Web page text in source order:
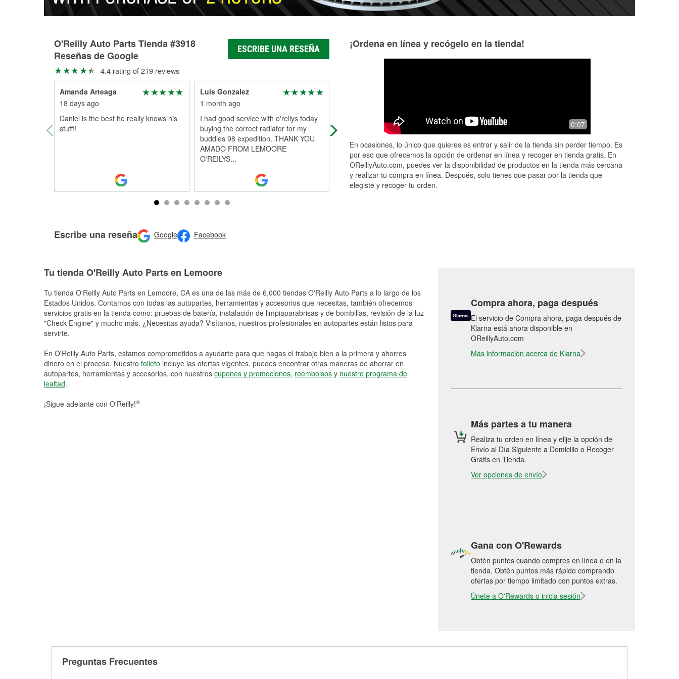
O'Reilly Auto Parts Tienda #3918
Reseñas de Google
ESCRIBE UNA RESEÑA
4.4 rating of 219 reviews
Amanda Arteaga
18 days ago
Daniel is the best he really knows his
stuff!!
Luis Gonzalez
1 month ago
I had good service with o'reilys today
buying the correct radiator for my
buddies 98 expedition..THANK YOU
AMADO FROM LEMOORE
O'REILYS...
Leo was a huge help and a great
resource! Thanks
Absolutely love shopping here for my
auto parts! The staff is super
extra mile to help me find exactly what
I n...Read More
needed. Prices
Escribe una reseña Google Facebook
¡Ordena en línea y recógelo en la tienda!
0:07
En ocasiones, lo único que quieres es entrar y salir de la tienda sin perder tiempo. Es
por eso que ofrecemos la opción de ordenar en línea y recoger en tienda gratis. En
OReillyAuto.com, puedes ver la disponibilidad de productos en la tienda más cercana
y realizar tu compra en línea. Después, solo tienes que pasar por la tienda que
elegiste y recoger tu orden.
Tu tienda O'Reilly Auto Parts en Lemoore
Tu tienda O'Reilly Auto Parts en Lemoore, CA es una de las más de 6,000 tiendas O'Reilly Auto Parts a lo largo de los
Estados Unidos. Contamos con todas las autopartes, herramientas y accesorios que necesitas, también ofrecemos
servicios gratis en la tienda como: pruebas de batería, instalación de limpiaparabrisas y de bombillas, revisión de la luz
"Check Engine" y mucho más. ¿Necesitas ayuda? Visítanos, nuestros profesionales en autopartes están listos para
servirte.
En O'Reilly Auto Parts, estamos comprometidos a ayudarte para que hagas el trabajo bien a la primera y ahorres
dinero en el proceso. Nuestro folleto incluye las ofertas vigentes, puedes encontrar otras maneras de ahorrar en
autopartes, herramientas y accesorios, con nuestros cupones y promociones, reembolsos y nuestro programa de
lealtad.
¡Sigue adelante con O'Reilly!®
Compra ahora, paga después
El servicio de Compra ahora, paga después de
Klarna está ahora disponible en
OReillyAuto.com
Más información acerca de Klarna
Más partes a tu manera
Realiza tu orden en línea y elije la opción de
Envío al Día Siguiente a Domicilio o Recoger
Gratis en Tienda.
Ver opciones de envío
Gana con O'Rewards
Obtén puntos cuando compres en línea o en la
tienda. Obtén puntos más rápido comprando
ofertas por tiempo limitado con puntos extras.
Únete a O'Rewards o inicia sesión
Preguntas Frecuentes